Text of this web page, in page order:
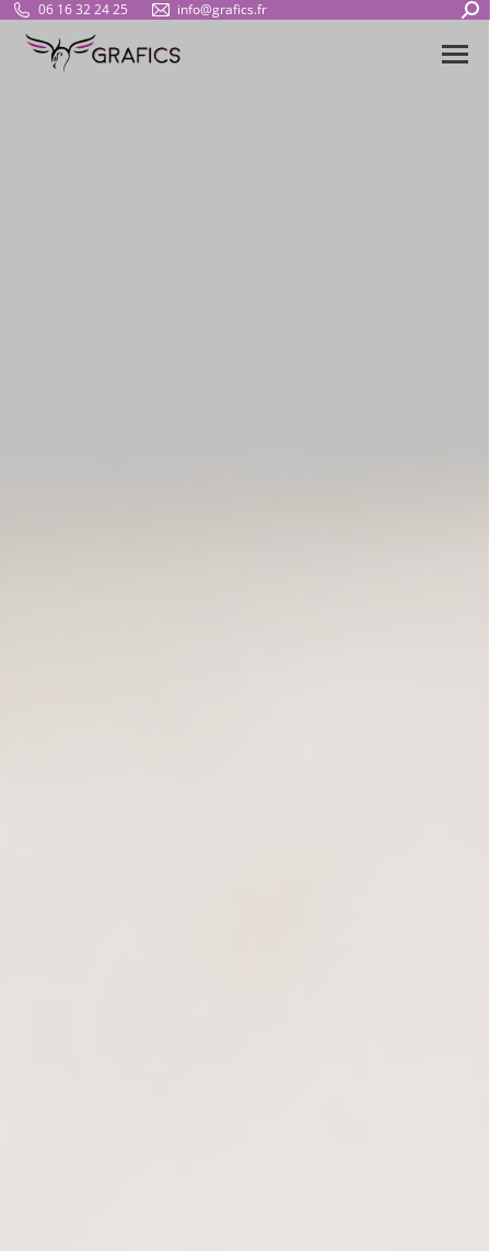
06 16 32 24 25 info@grafics.fr